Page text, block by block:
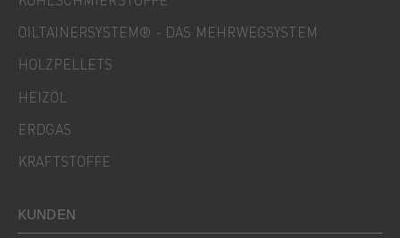
OILTAINERSYSTEM® - DAS MEHRWEGSYSTEM
HOLZPELLETS
HEIZÖL
ERDGAS
KRAFTSTOFFE
KUNDEN